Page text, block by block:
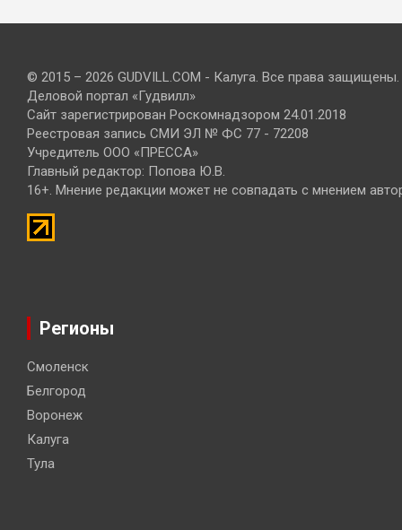
© 2015 – 2026 GUDVILL.COM - Калуга. Все права защищены.
Деловой портал «Гудвилл»
Сайт зарегистрирован Роскомнадзором 24.01.2018
Реестровая запись СМИ ЭЛ № ФС 77 - 72208
Учредитель ООО «ПРЕССА»
Главный редактор: Попова Ю.В.
16+. Мнение редакции может не совпадать с мнением
Регионы
Смоленск
Белгород
Воронеж
Калуга
Тула